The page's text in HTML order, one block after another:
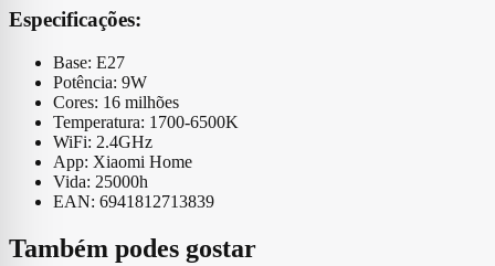
Especificações:
Base: E27
Potência: 9W
Cores: 16 milhões
Temperatura: 1700-6500K
WiFi: 2.4GHz
App: Xiaomi Home
Vida: 25000h
EAN: 6941812713839
Também podes gostar